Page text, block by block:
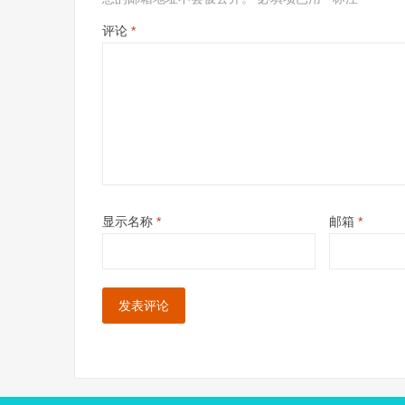
评论 *
显示名称 * 邮箱 *